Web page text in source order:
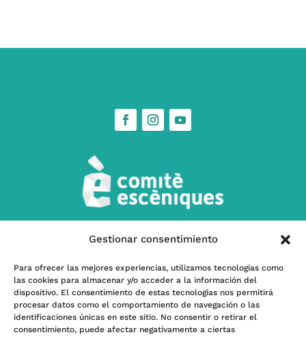
Gestionar consentimiento
Para ofrecer las mejores experiencias, utilizamos tecnologías como
las cookies para almacenar y/o acceder a la información del
dispositivo. El consentimiento de estas tecnologías nos permitirá
procesar datos como el comportamiento de navegación o las
identificaciones únicas en este sitio. No consentir o retirar el
consentimiento, puede afectar negativamente a ciertas
w Contáctanos
l Subscríbete a nuestra Newsletter